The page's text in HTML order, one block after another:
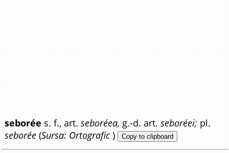
seborée s. f., art.seboréea, g.-d. art.seboréei; pl.
seborée (Sursa: Ortografic ) Copy to clipboard